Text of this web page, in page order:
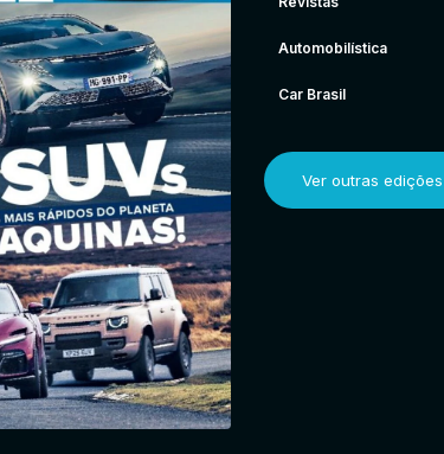
Automobilística
Car Brasil
Ver outras edições